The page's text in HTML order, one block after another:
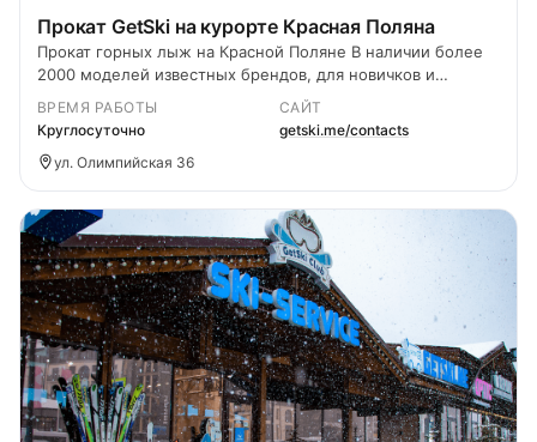
Прокат GetSki на курорте Красная Поляна
Прокат горных лыж на Красной Поляне В наличии более
2000 моделей известных брендов, для новичков и
ВРЕМЯ РАБОТЫ
Круглосуточно
САЙТ
getski.me/contacts
ул. Олимпийская 36